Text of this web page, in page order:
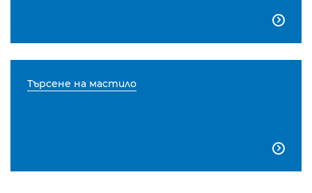

Търсене на мастило
